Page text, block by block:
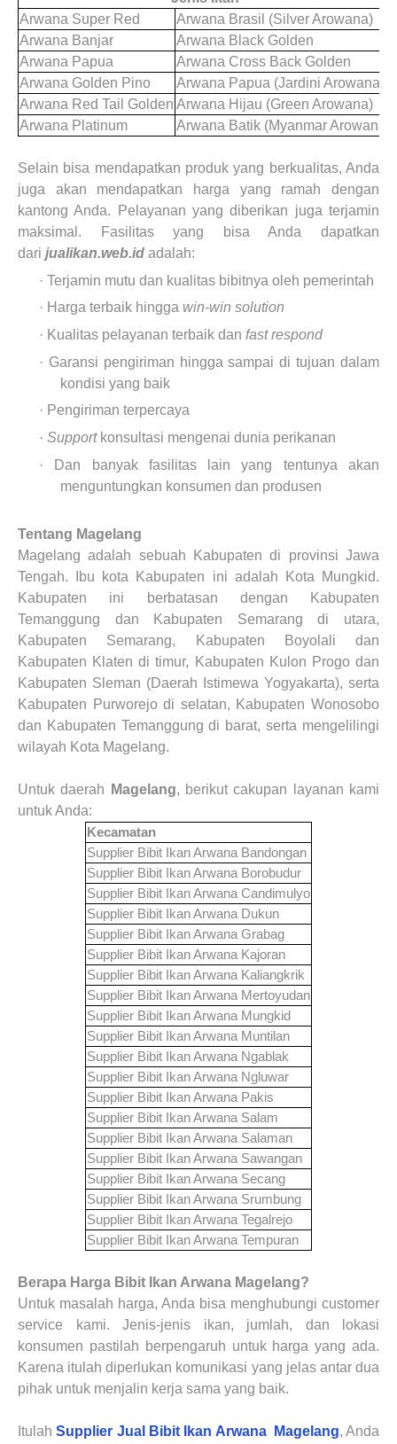
Arwana Super Red
Arwana Brasil (Silver Arowana)
Arwana Banjar
Arwana Black Golden
Arwana Papua
Arwana Cross Back Golden
Arwana Golden Pino
Arwana Papua (Jardini Arowana)
Arwana Red Tail Golden Arwana Hijau (Green Arowana)
Arwana Platinum
Arwana Batik (Myanmar Arowana)
Selain bisa mendapatkan produk yang berkualitas, Anda
juga akan mendapatkan harga yang ramah dengan
kantong Anda. Pelayanan yang diberikan juga terjamin
maksimal. Fasilitas yang bisa Anda dapatkan
dari jualikan.web.id adalah:
· Terjamin mutu dan kualitas bibitnya oleh pemerintah
· Harga terbaik hingga win-win solution
· Kualitas pelayanan terbaik dan fast respond
· Garansi pengiriman hingga sampai di tujuan dalam
kondisi yang baik
· Pengiriman terpercaya
· Supportkonsultasi mengenai dunia perikanan
· Dan banyak fasilitas lain yang tentunya akan
menguntungkan konsumen dan produsen
Tentang Magelang
Magelang adalah sebuah Kabupaten di provinsi Jawa
Tengah. Ibu kota Kabupaten ini adalah Kota Mungkid.
Kabupaten ini berbatasan dengan Kabupaten
Temanggung dan Kabupaten Semarang di utara,
Kabupaten Semarang, Kabupaten Boyolali dan
Kabupaten Klaten di timur, Kabupaten Kulon Progo dan
Kabupaten Sleman (Daerah Istimewa Yogyakarta), serta
Kabupaten Purworejo di selatan, Kabupaten Wonosobo
dan Kabupaten Temanggung di barat, serta mengelilingi
wilayah Kota Magelang.
Untuk daerah Magelang, berikut cakupan layanan kami
untuk Anda:
Kecamatan
Supplier Bibit Ikan Arwana Bandongan
Supplier Bibit Ikan Arwana Borobudur
Supplier Bibit Ikan ArwanaCandimulyo
Supplier Bibit Ikan Arwana Dukun
Supplier Bibit Ikan ArwanaGrabag
Supplier Bibit Ikan Arwana Kajoran
Supplier Bibit Ikan Arwana Kaliangkrik
Supplier Bibit Ikan Arwana Mertoyudan
Supplier Bibit Ikan Arwana Mungkid
Supplier Bibit Ikan Arwana Muntilan
Supplier Bibit Ikan Arwana Ngablak
Supplier Bibit Ikan Arwana Ngluwar
Supplier Bibit Ikan Arwana Pakis
Supplier Bibit Ikan Arwana Salam
Supplier Bibit Ikan Arwana Salaman
Supplier Bibit Ikan Arwana Sawangan
Supplier Bibit Ikan Arwana Secang
Supplier Bibit Ikan Arwana Srumbung
Supplier Bibit Ikan ArwanaTegalrejo
Supplier Bibit Ikan ArwanaTempuran
Berapa Harga Bibit Ikan Arwana Magelang?
Untuk masalah harga, Anda bisa menghubungi customer
service kami. Jenis-jenis ikan, jumlah, dan lokasi
konsumen pastilah berpengaruh untuk harga yang ada.
Karena itulah diperlukan komunikasi yang jelas antar dua
pihak untuk menjalin kerja sama yang baik.
ItulahSupplier Jual Bibit Ikan Arwana Magelang, Anda